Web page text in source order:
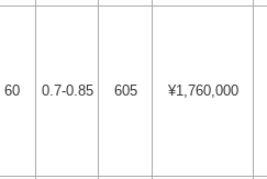
60 0.7-0.85 605 ¥1,760,000